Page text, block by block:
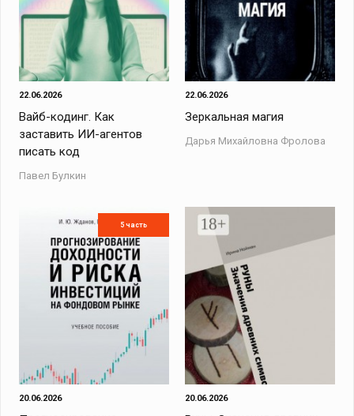
22.06.2026
Вайб-кодинг. Как
заставить ИИ-агентов
писать код
Павел Булкин
22.06.2026
Зеркальная магия
Дарья Михайловна Фролова
5 часть
20.06.2026 20.06.2026